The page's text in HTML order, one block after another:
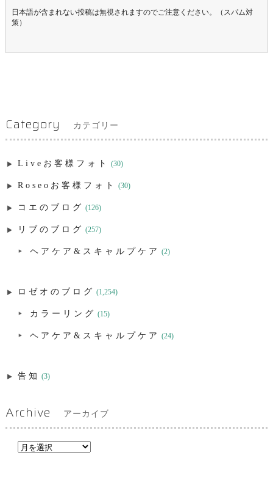
日本語が含まれない投稿は無視されますのでご注意ください。（スパム対
策）
Category カテゴリー
Liveお客様フォト (30)
Roseoお客様フォト (30)
コエのブログ (126)
リブのブログ (257)
ヘアケア&スキャルプケア (2)
ロゼオのブログ (1,254)
カラーリング (15)
ヘアケア&スキャルプケア (24)
告知 (3)
Archive アーカイブ